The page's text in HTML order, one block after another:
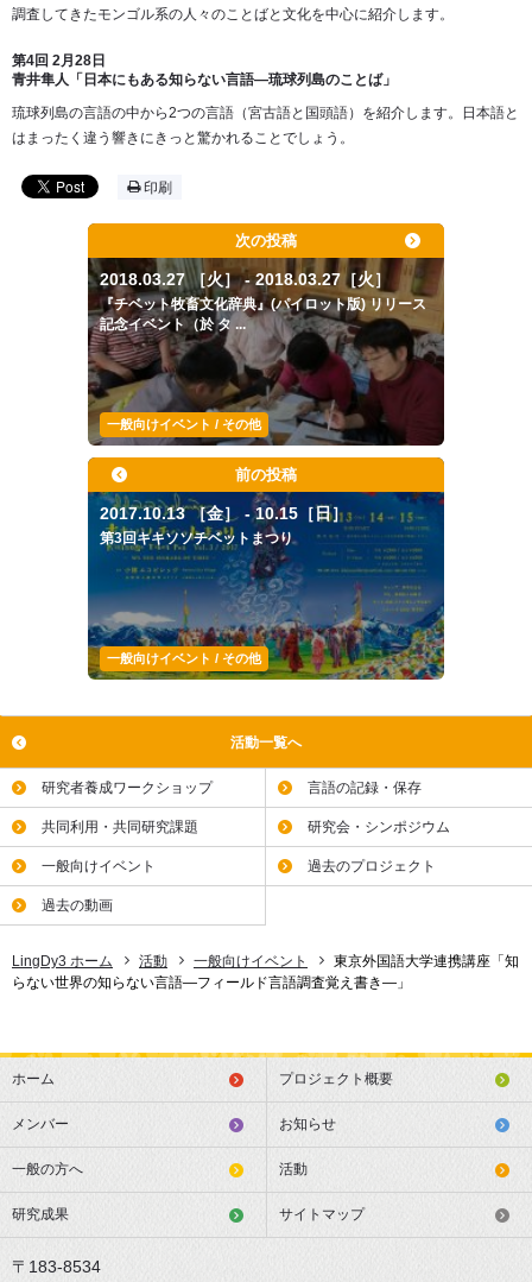
調査してきたモンゴル系の人々のことばと文化を中心に紹介します。
第4回 2月28日
青井隼人 「日本にもある知らない言語―琉球列島のことば」
琉球列島の言語の中から2つの言語（宮古語と国頭語）を紹介します。日本語と
はまったく違う響きにきっと驚かれることでしょう。
印刷
次の投稿
2018.03.27 ［火］ - 2018.03.27［火］
『チベット牧畜文化辞典』(パイロット版) リリース
記念イベント（於 タ ...
一般向けイベント / その他
前の投稿
2017.10.13 ［金］ - 10.15［日］
第3回キキソソチベットまつり
一般向けイベント / その他
活動一覧へ
研究者養成ワークショップ 言語の記録・保存
共同利用・共同研究課題 研究会・シンポジウム
一般向けイベント 過去のプロジェクト
過去の動画
LingDy3 ホーム 活動 一般向けイベント
東京外国語大学連携講座「知
らない世界の知らない言語―フィールド言語調査覚え書き―」
ホーム プロジェクト概要
メンバー お知らせ
一般の方へ 活動
研究成果 サイトマップ
〒183-8534